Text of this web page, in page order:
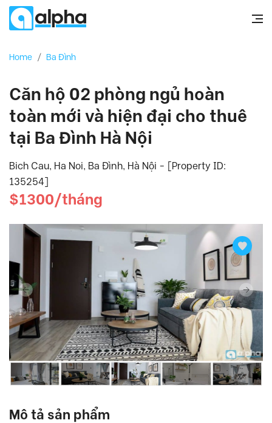
Home / Ba Đình
Căn hộ 02 phòng ngủ hoàn
toàn mới và hiện đại cho thuê
tại Ba Đình Hà Nội
Bich Cau, Ha Noi, Ba Đình, Hà Nội - [Property ID:
135254]
$1300/tháng
Mô tả sản phẩm